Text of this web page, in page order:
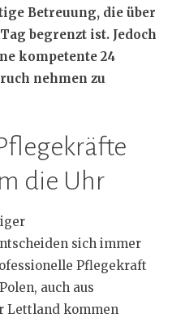
Betreuung, die über
begrenzt ist. Jedoch
kompetente 24
nehmen zu
die Uhr
sich immer
Pflegekraft
auch aus
Lettland kommen